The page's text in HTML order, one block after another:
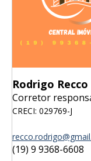
Rodrigo Recco
Corretor
CRECI: 029769-J
(19) 9 9368-6608